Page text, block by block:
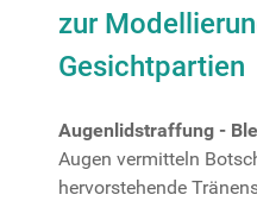
zur
Gesichtpartien
Augenlidstraffung -
Augen vermitteln
hervorstehende